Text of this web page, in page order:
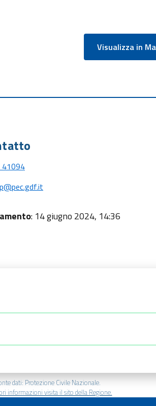
Visualizza in
: 14 giugno 2024, 14:36
dati: Protezione Civile Nazionale.
informazioni visita il sito della Regione.